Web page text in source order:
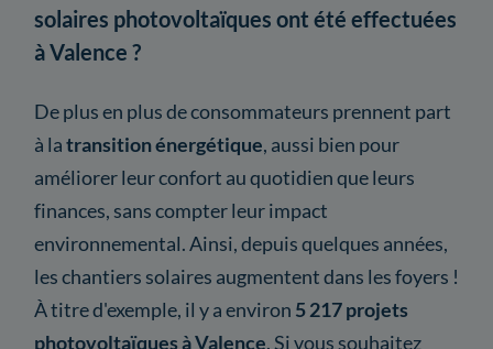
solaires photovoltaïques ont été effectuées
à Valence ?
De plus en plus de consommateurs prennent part
à latransition énergétique, aussi bien pour
améliorer leur confort au quotidien que leurs
finances, sans compter leur impact
environnemental. Ainsi, depuis quelques années,
les chantiers solaires augmentent dans les foyers !
À titre d'exemple, il y a environ 5 217 projets
photovoltaïques à Valence. Si vous souhaitez